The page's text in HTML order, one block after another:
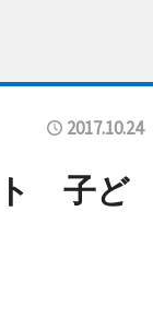
2017.10.24
ト 子ど